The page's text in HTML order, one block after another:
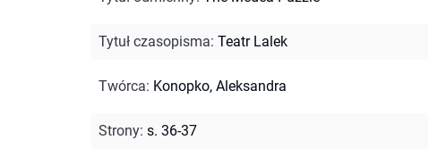
Tytuł czasopisma: Teatr Lalek
Twórca: Konopko, Aleksandra
Strony: s. 36-37